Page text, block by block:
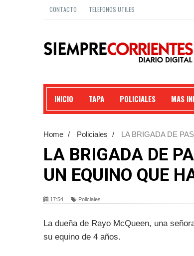
CONTACTO TELEFONOS UTILES
INICIO TAPA POLICIALES MAS
Home / Policiales / LA BRIGADA DE
LA BRIGADA DE
UN EQUINO QUE
17:54 Policiales
La dueña de Rayo McQueen, una
su equino de 4 años.